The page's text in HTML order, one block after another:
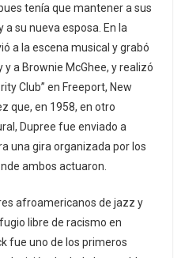
tenía que mantener a sus
su nueva esposa. En la
a la escena musical y grabó
a Brownie McGhee, y realizó
Club” en Freeport, New
que, en 1958, en otro
Dupree fue enviado a
una gira organizada por los
ambos actuaron.
afroamericanos de jazz y
libre de racismo en
fue uno de los primeros